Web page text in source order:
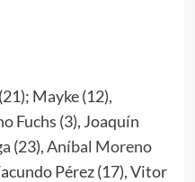
Mayke (12),
Fuchs (3), Joaquín
(23),Aníbal Moreno
Pérez (17), Vitor